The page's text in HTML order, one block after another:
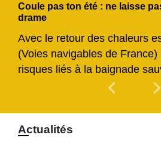
Coule pas ton été : ne laisse
drame
Avec le retour des chaleurs
(Voies navigables de
risques liés à la baignade
chevron_left chevron_right
Actualités